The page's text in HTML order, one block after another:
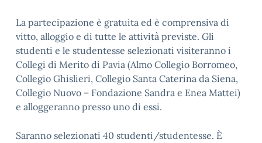
La partecipazione è gratuita ed è comprensiva di
vitto, alloggio e di tutte le attività previste. Gli
studenti e le studentesse selezionati visiteranno i
Collegi di Merito di Pavia (Almo Collegio Borromeo,
Collegio Ghislieri, Collegio Santa Caterina da Siena,
Collegio Nuovo – Fondazione Sandra e Enea Mattei)
e alloggeranno presso uno di essi.
Saranno selezionati 40 studenti/studentesse. È